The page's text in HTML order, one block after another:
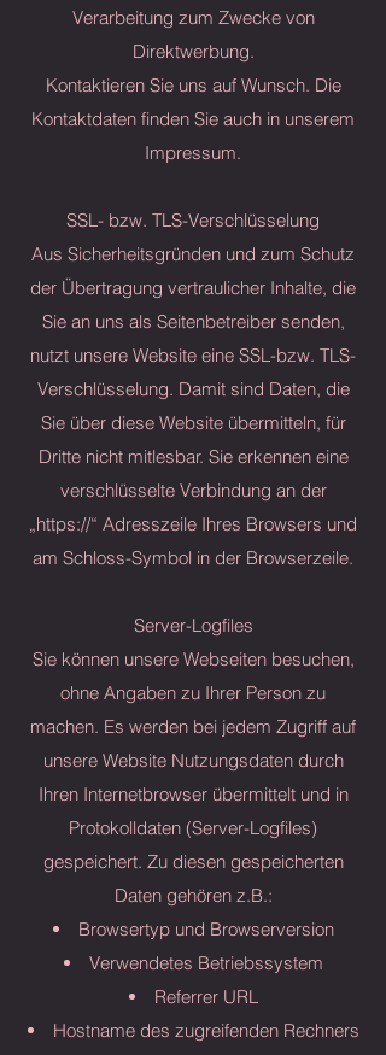
Verarbeitung zum Zwecke von
Direktwerbung.
Kontaktieren Sie uns auf Wunsch. Die
Kontaktdaten finden Sie auch in unserem
Impressum.
SSL- bzw. TLS-Verschlüsselung
Aus Sicherheitsgründen und zum Schutz
der Übertragung vertraulicher Inhalte, die
Sie an uns als Seitenbetreiber senden,
nutzt unsere Website eine SSL-bzw. TLS-
Verschlüsselung. Damit sind Daten, die
Sie über diese Website übermitteln, für
Dritte nicht mitlesbar. Sie erkennen eine
verschlüsselte Verbindung an der
„https://“ Adresszeile Ihres Browsers und
am Schloss-Symbol in der Browserzeile.
Server-Logfiles
Sie können unsere Webseiten besuchen,
ohne Angaben zu Ihrer Person zu
machen. Es werden bei jedem Zugriff auf
unsere Website Nutzungsdaten durch
Ihren Internetbrowser übermittelt und in
Protokolldaten (Server-Logfiles)
gespeichert. Zu diesen gespeicherten
Daten gehören z.B.:
Browsertyp und Browserversion
Verwendetes Betriebssystem
Referrer URL
Hostname des zugreifenden Rechners